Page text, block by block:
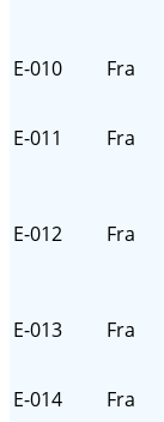
E-010 Fra
E-011 Fra
E-012 Fra
E-013 Fra
E-014 Fra